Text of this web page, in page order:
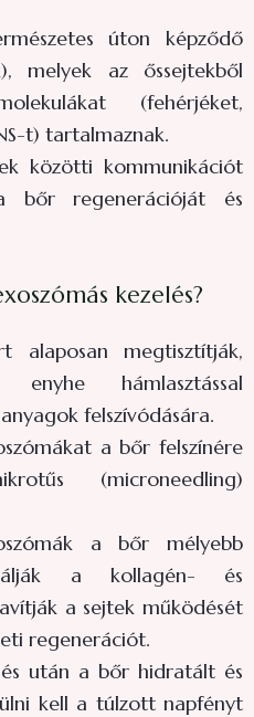
úton képződő
melyek az őssejtekből
(fehérjéket,
t) tartalmaznak.
közötti kommunikációt
bőr regenerációját és
kezelés?
alaposan megtisztítják,
enyhe hámlasztással
felszívódására.
a bőr felszínére
(microneedling)
a bőr mélyebb
a kollagén- és
a sejtek működését
regenerációt.
után a bőr hidratált és
kell a túlzott napfényt